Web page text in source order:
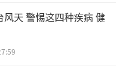
风天 警惕这四种疾病 健